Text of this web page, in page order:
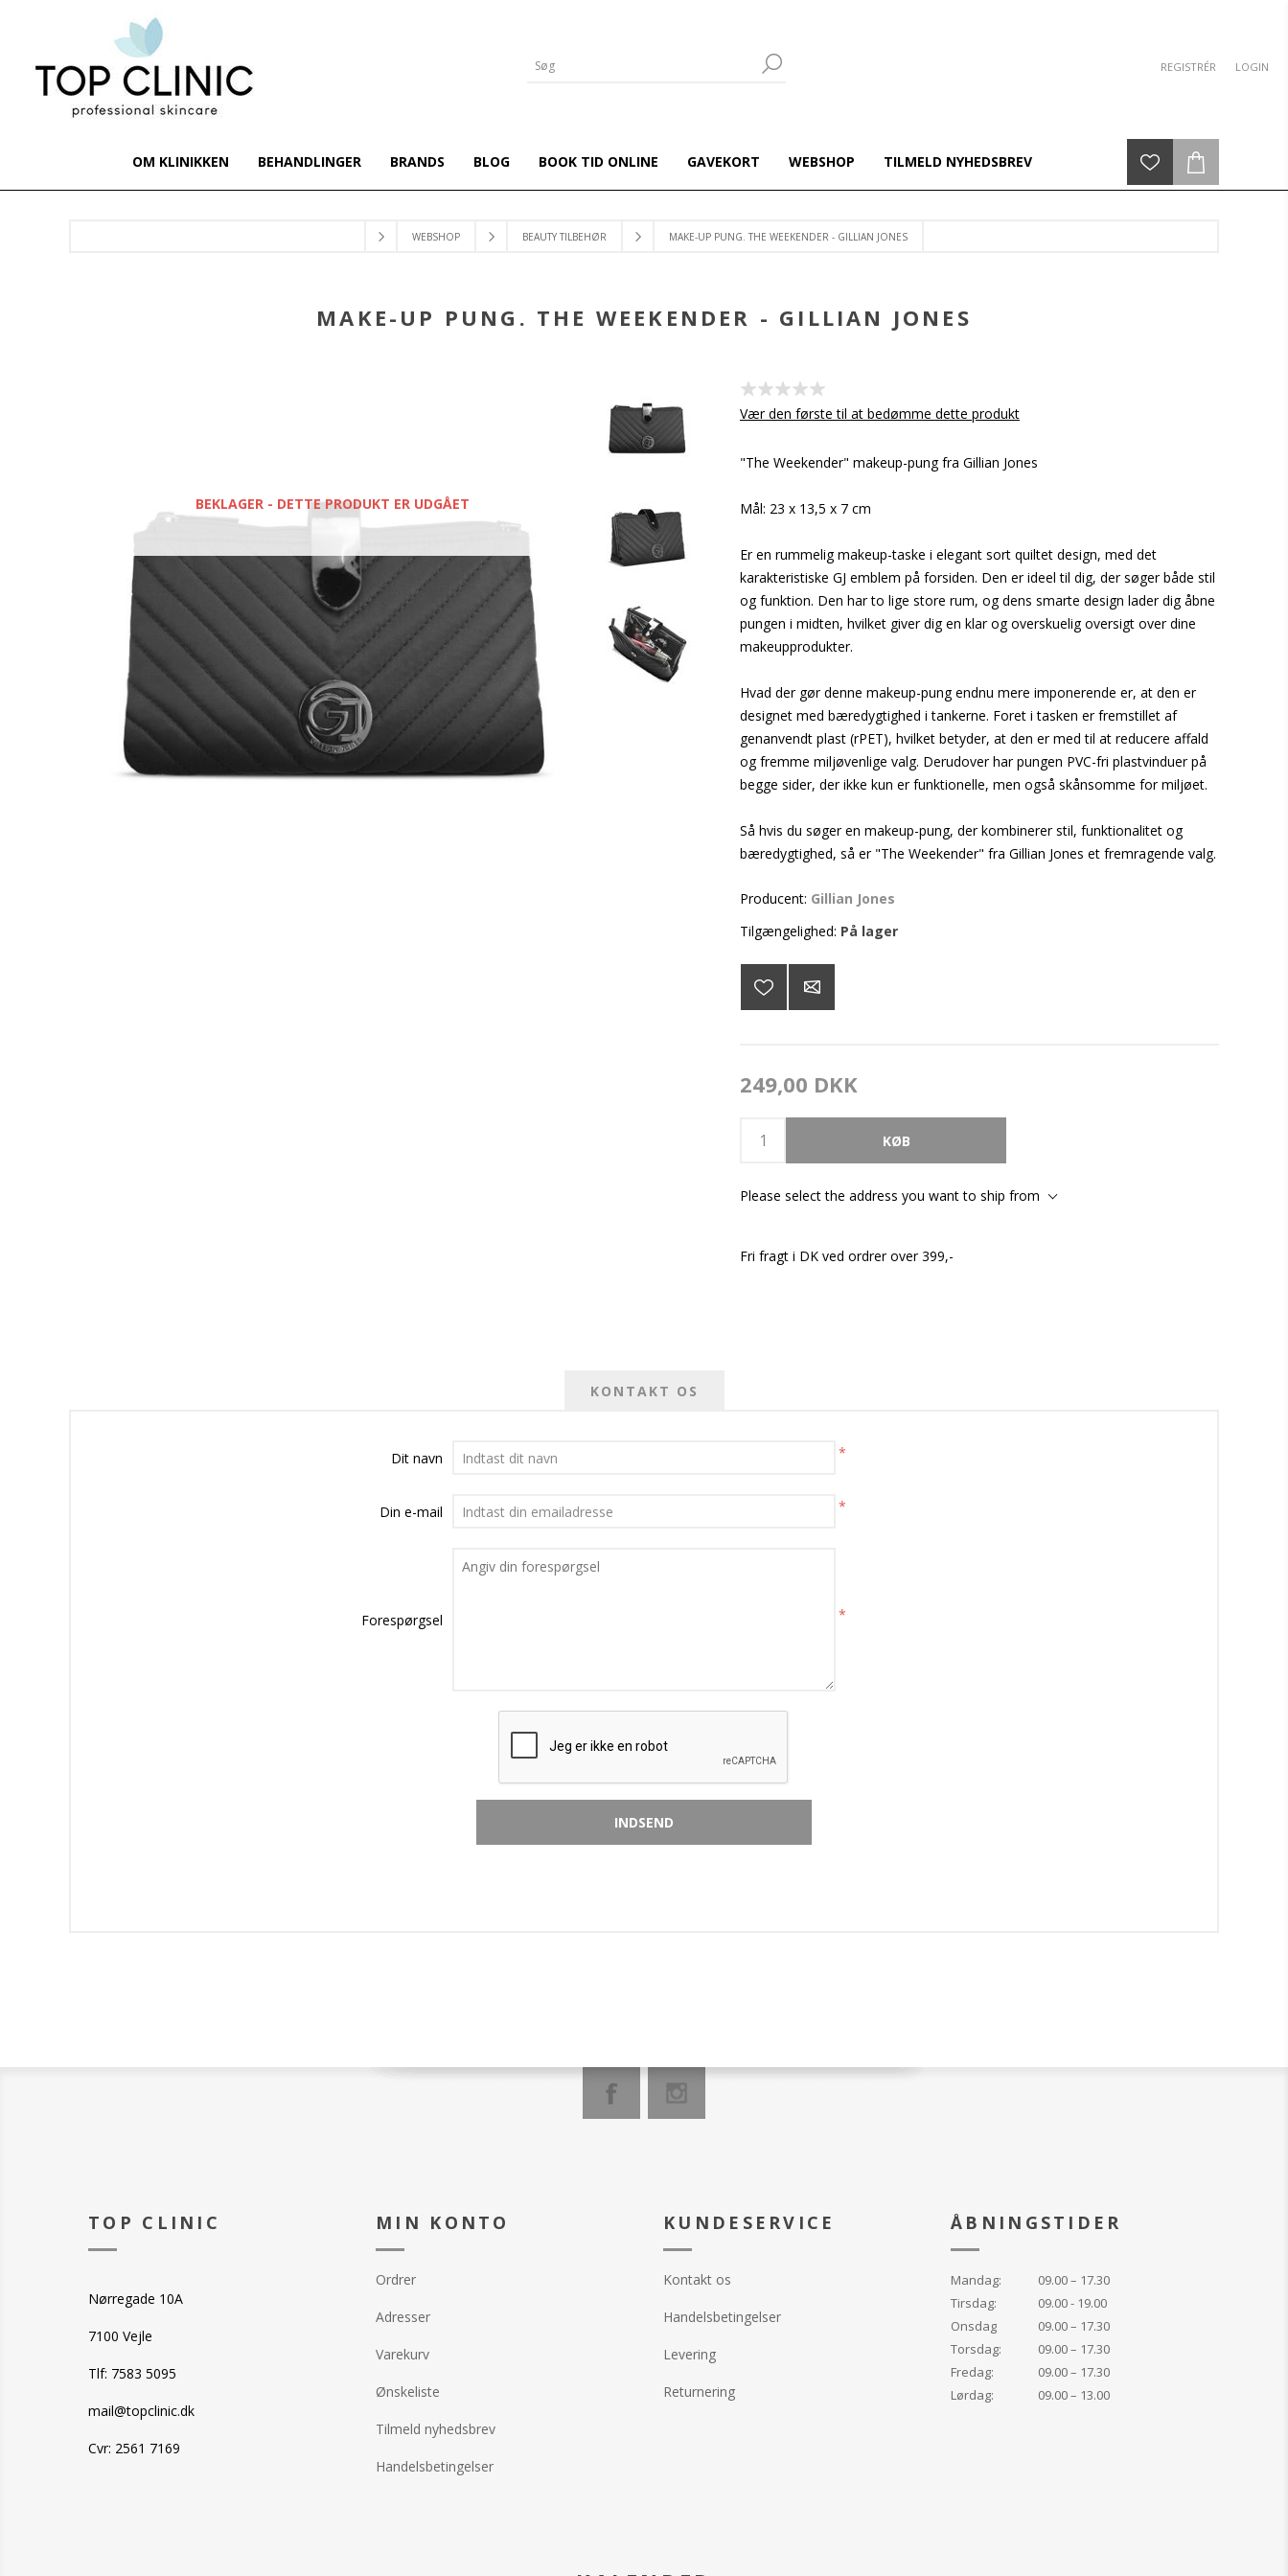
REGISTRÉR LOGIN
OM KLINIKKEN BEHANDLINGER BRANDS BLOG BOOK TID ONLINE GAVEKORT WEBSHOP TILMELD NYHEDSBREV
WEBSHOP BEAUTY TILBEHØR MAKE-UP PUNG. THE WEEKENDER - GILLIAN JONES
MAKE-UP PUNG. THE WEEKENDER - GILLIAN JONES
Vær den første til at bedømme dette produkt
BEKLAGER - DETTE PRODUKT ER UDGÅET
"The Weekender" makeup-pung fra Gillian Jones
Mål: 23 x 13,5 x 7 cm
Er en rummelig makeup-taske i elegant sort quiltet design, med det
karakteristiske GJ emblem på forsiden. Den er ideel til dig, der søger både stil
og funktion. Den har to lige store rum, og dens smarte design lader dig åbne
pungen i midten, hvilket giver dig en klar og overskuelig oversigt over dine
makeupprodukter.
Hvad der gør denne makeup-pung endnu mere imponerende er, at den er
designet med bæredygtighed i tankerne. Foret i tasken er fremstillet af
genanvendt plast (rPET), hvilket betyder, at den er med til at reducere affald
og fremme miljøvenlige valg. Derudover har pungen PVC-fri plastvinduer på
begge sider, der ikke kun er funktionelle, men også skånsomme for miljøet.
Så hvis du søger en makeup-pung, der kombinerer stil, funktionalitet og
bæredygtighed, så er "The Weekender" fra Gillian Jones et fremragende valg.
Producent: Gillian Jones
Tilgængelighed: På lager
249,00 DKK
Please select the address you want to ship from
Fri fragt i DK ved ordrer over 399,-
KONTAKT OS
Dit navn *
Din e-mail *
Forespørgsel *
TOP CLINIC
Nørregade 10A
7100 Vejle
Tlf: 7583 5095
mail@topclinic.dk
Cvr: 2561 7169
MIN KONTO
Ordrer
Adresser
Varekurv
Ønskeliste
Tilmeld nyhedsbrev
Handelsbetingelser
KUNDESERVICE
Kontakt os
Handelsbetingelser
Levering
Returnering
ÅBNINGSTIDER
Mandag:
09.00 – 17.30
Tirsdag:
09.00 - 19.00
Onsdag
09.00 – 17.30
Torsdag:
09.00 – 17.30
Fredag:
09.00 – 17.30
Lørdag:
09.00 – 13.00